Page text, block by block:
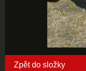
Zpět do složky